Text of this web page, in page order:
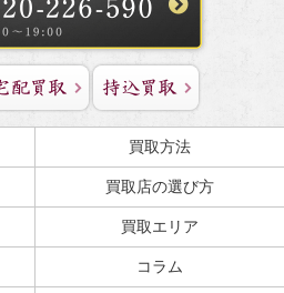
買取方法
買取店の選び方
買取エリア
コラム